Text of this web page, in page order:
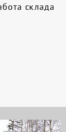
склада